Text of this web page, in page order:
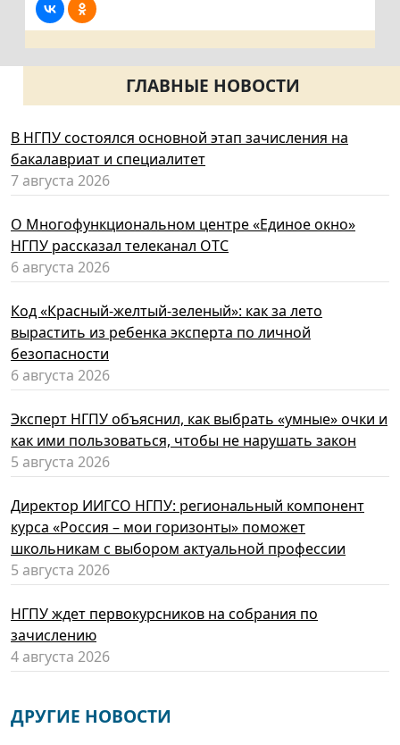
ГЛАВНЫЕ НОВОСТИ
В НГПУ состоялся основной этап зачисления на
бакалавриат и специалитет
7 августа 2026
О Многофункциональном центре «Единое окно»
НГПУ рассказал телеканал ОТС
6 августа 2026
Код «Красный-желтый-зеленый»: как за лето
вырастить из ребенка эксперта по личной
безопасности
6 августа 2026
Эксперт НГПУ объяснил, как выбрать «умные» очки и
как ими пользоваться, чтобы не нарушать закон
5 августа 2026
Директор ИИГСО НГПУ: региональный компонент
курса «Россия – мои горизонты» поможет
школьникам с выбором актуальной профессии
5 августа 2026
НГПУ ждет первокурсников на собрания по
зачислению
4 августа 2026
ДРУГИЕ НОВОСТИ